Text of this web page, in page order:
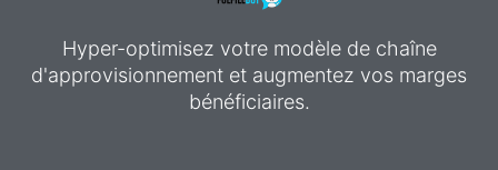
Hyper-optimisez votre modèle de chaîne
d'approvisionnement et augmentez vos marges
bénéficiaires.